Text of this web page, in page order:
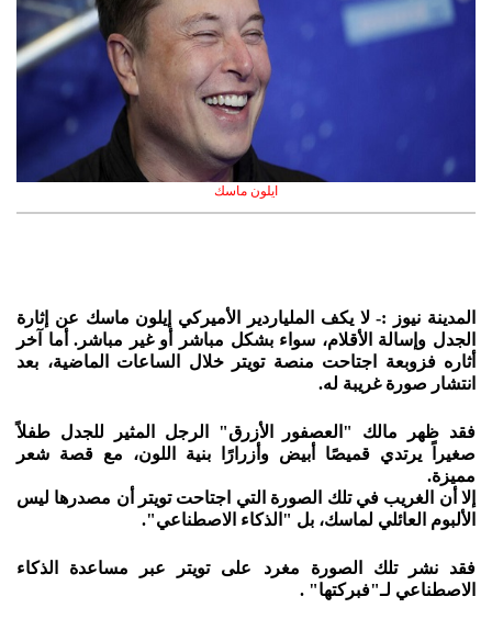
ايلون ماسك
المدينة نيوز :- لا يكف الملياردير الأميركي إيلون ماسك عن إثارة
الجدل وإسالة الأقلام، سواء بشكل مباشر أو غير مباشر. أما آخر
أثاره فزوبعة اجتاحت منصة تويتر خلال الساعات الماضية، بعد
انتشار صورة غريبة له.
فقد ظهر مالك "العصفور الأزرق" الرجل المثير للجدل طفلاً
صغيراً يرتدي قميصًا أبيض وأزرارًا بنية اللون، مع قصة شعر
مميزة.
إلا أن الغريب في تلك الصورة التي اجتاحت تويتر أن مصدرها ليس
الألبوم العائلي لماسك، بل "الذكاء الاصطناعي".
فقد نشر تلك الصورة مغرد على تويتر عبر مساعدة الذكاء
الاصطناعي لـ"فبركتها" .